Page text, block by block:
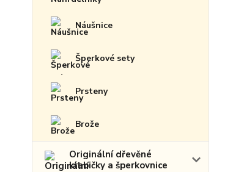
Náušnice
Šperkové sety
Prsteny
Brože
Originální dřevěné
krabičky a šperkovnice